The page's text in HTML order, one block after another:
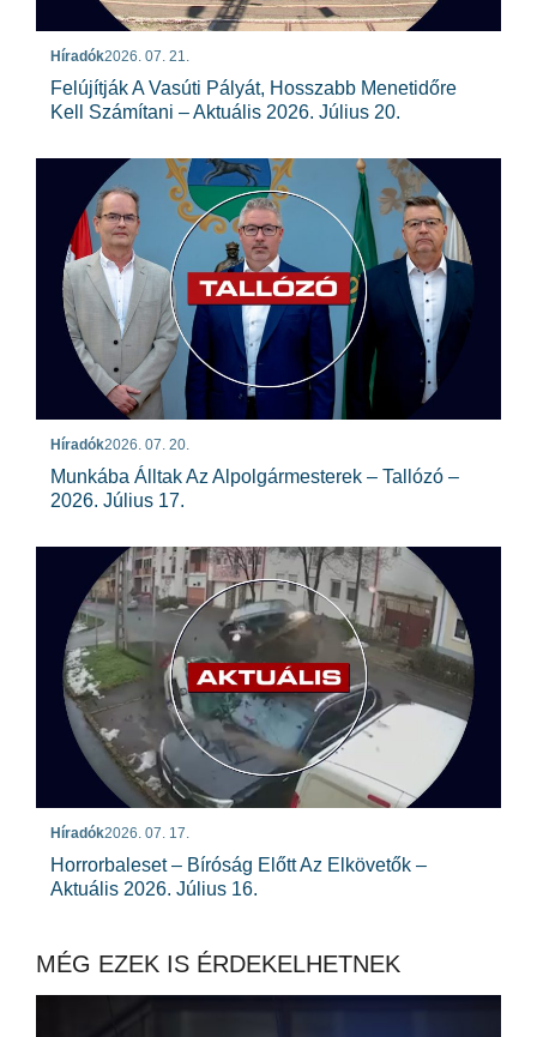
Híradók2026. 07. 21.
Felújítják A Vasúti Pályát, Hosszabb Menetidőre
Kell Számítani – Aktuális 2026. Július 20.
Híradók2026. 07. 20.
Munkába Álltak Az Alpolgármesterek – Tallózó –
2026. Július 17.
Híradók2026. 07. 17.
Horrorbaleset – Bíróság Előtt Az Elkövetők –
Aktuális 2026. Július 16.
MÉG EZEK IS ÉRDEKELHETNEK